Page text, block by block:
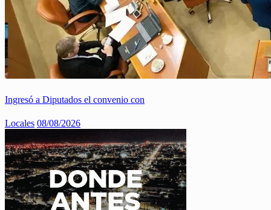
Ingresó a Diputados el convenio con
Locales 08/08/2026